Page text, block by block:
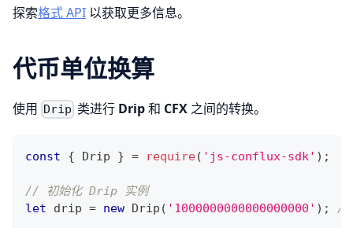
探索格式 API 以获取更多信息。
代币单位换算
使用 Drip 类进行 Drip和 CFX 之间的转换。
const { Drip } = require( 'js-conflux-sdk' ) ;
// 初始化 Drip 实例
let drip = new Drip ( '1000000000000000000' ) ; //